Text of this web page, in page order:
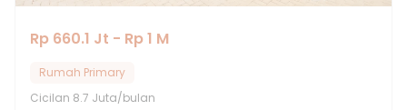
Rp 660.1 Jt - Rp 1 M
Rumah Primary
Cicilan 8.7 Juta/bulan